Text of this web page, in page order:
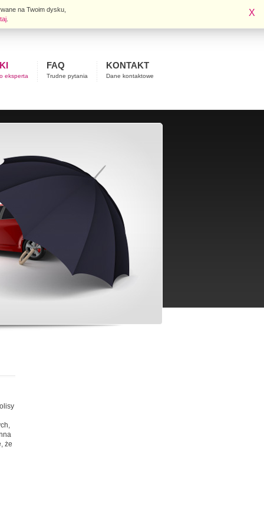
X
na Twoim dysku,
eksperta
FAQ
Trudne pytania
KONTAKT
Dane kontaktowe
że